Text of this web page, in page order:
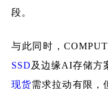
段。
与此同时，
SSD 及边缘AI存储方
现货需求拉动有限，